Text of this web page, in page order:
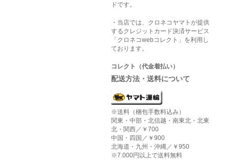
ドです。
・当店では、クロネコヤマトが提供
するクレジットカード決済サービス
「クロネコwebコレクト」を利用し
ております。
コレクト（代金着払い）
配送方法・送料について
※送料（梱包手数料込み）
関東・中部・北信越・南東北・北東
北・関西／￥700
中国・四国／￥900
北海道・九州・沖縄／￥950
※7.000円以上で送料無料